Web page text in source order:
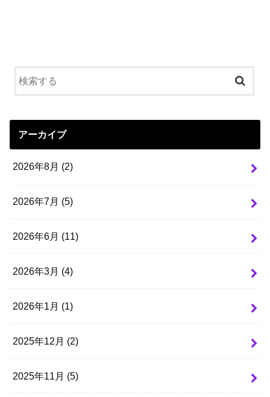
アーカイブ
2026年8月 (2)
2026年7月 (5)
2026年6月 (11)
2026年3月 (4)
2026年1月 (1)
2025年12月 (2)
2025年11月 (5)